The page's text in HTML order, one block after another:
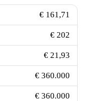
€ 161,71
€ 202
€ 21,93
€ 360.000
€ 360.000